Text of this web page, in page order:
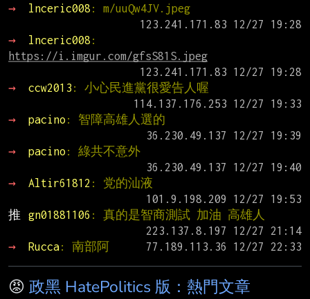
→
lnceric008 : m/uuQw4JV.jpeg
→
lnceric008
https://i.imgur.com/gfsS81S.jpeg
→
ccw2013 : 小心民進黨很愛告人喔
→
pacino : 智障高雄人選的
→
pacino : 綠共不意外
→
Altir61812 : 党的汕液
推
gn01881106 : 真的是智商測試 加油 高雄人
→
Rucca: 南部阿
😡 政黑 HatePolitics 版：熱門文章